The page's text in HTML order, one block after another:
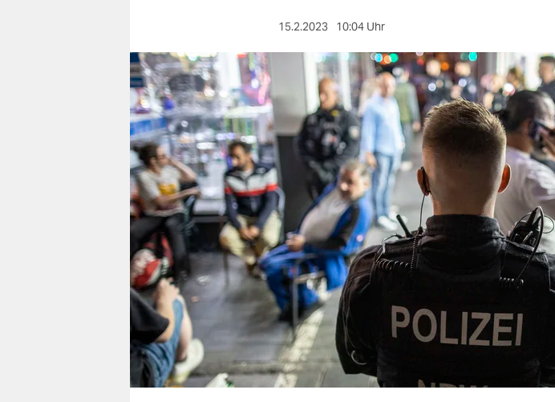
nord
wahrheit
verlag
verlag
veranstaltungen
shop
fragen & hilfe
unterstützen
abo
genossenschaft
epaper login
15.2.2023 10:04 Uhr